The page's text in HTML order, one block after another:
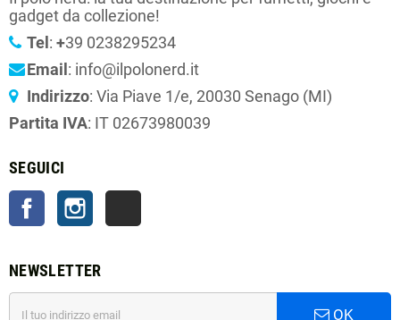
gadget da collezione!
Tel : +39 0238295234
Email : info@ilpolonerd.it
Indirizzo: Via Piave 1/e, 20030 Senago (MI)
Partita IVA: IT 02673980039
SEGUICI
FacebookInstagram
NEWSLETTER
OK